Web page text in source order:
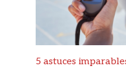
5 astuces